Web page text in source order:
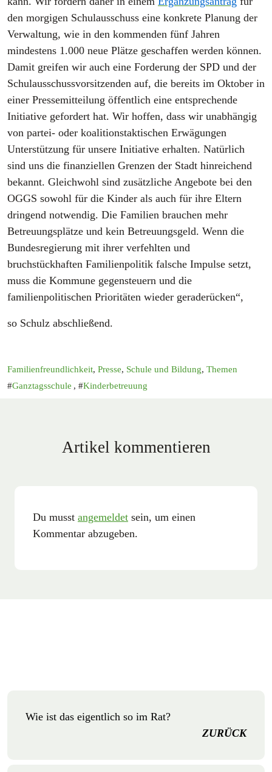
den morgigen Schulausschuss eine konkrete Planung der
Verwaltung, wie in den kommenden fünf Jahren
mindestens 1.000 neue Plätze geschaffen werden können.
Damit greifen wir auch eine Forderung der SPD und der
Schulausschussvorsitzenden auf, die bereits im Oktober in
einer Pressemitteilung öffentlich eine entsprechende
Initiative gefordert hat. Wir hoffen, dass wir unabhängig
von partei- oder koalitionstaktischen Erwägungen
Unterstützung für unsere Initiative erhalten. Natürlich
sind uns die finanziellen Grenzen der Stadt hinreichend
bekannt. Gleichwohl sind zusätzliche Angebote bei den
OGGS sowohl für die Kinder als auch für ihre Eltern
dringend notwendig. Die Familien brauchen mehr
Betreuungsplätze und kein Betreuungsgeld. Wenn die
Bundesregierung mit ihrer verfehlten und
bruchstückhaften Familienpolitik falsche Impulse setzt,
muss die Kommune gegensteuern und die
familienpolitischen Prioritäten wieder geraderücken“,
so Schulz abschließend.
Familienfreundlichkeit, Presse, Schule und Bildung, Themen
Ganztagsschule , Kinderbetreuung
Artikel kommentieren
Du musst angemeldet sein, um einen
Kommentar abzugeben.
Wie ist das eigentlich so im Rat?
ZURÜCK